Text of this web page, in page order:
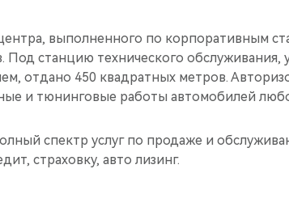
выполненного по корпоративным
Под станцию технического обслуживания,
отдано 450 квадратных метров.
и тюнинговые работы автомобилей
спектр услуг по продаже и
страховку, авто лизинг.